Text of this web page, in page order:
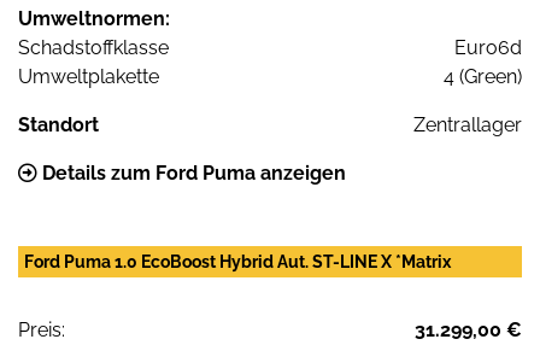
Umweltnormen:
Schadstoffklasse
Euro6d
Umweltplakette
4 (Green)
Standort Zentrallager
Details zum Ford Puma anzeigen
Ford Puma 1.0 EcoBoost Hybrid Aut. ST-LINE X *Matrix
Preis:
31.299,00 €